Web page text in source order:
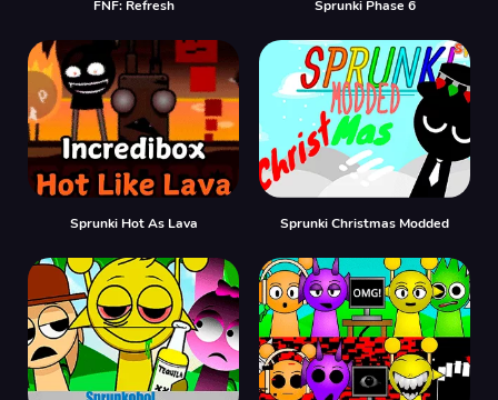
FNF: Refresh Sprunki Phase 6
Sprunki Hot As Lava Sprunki Christmas Modded